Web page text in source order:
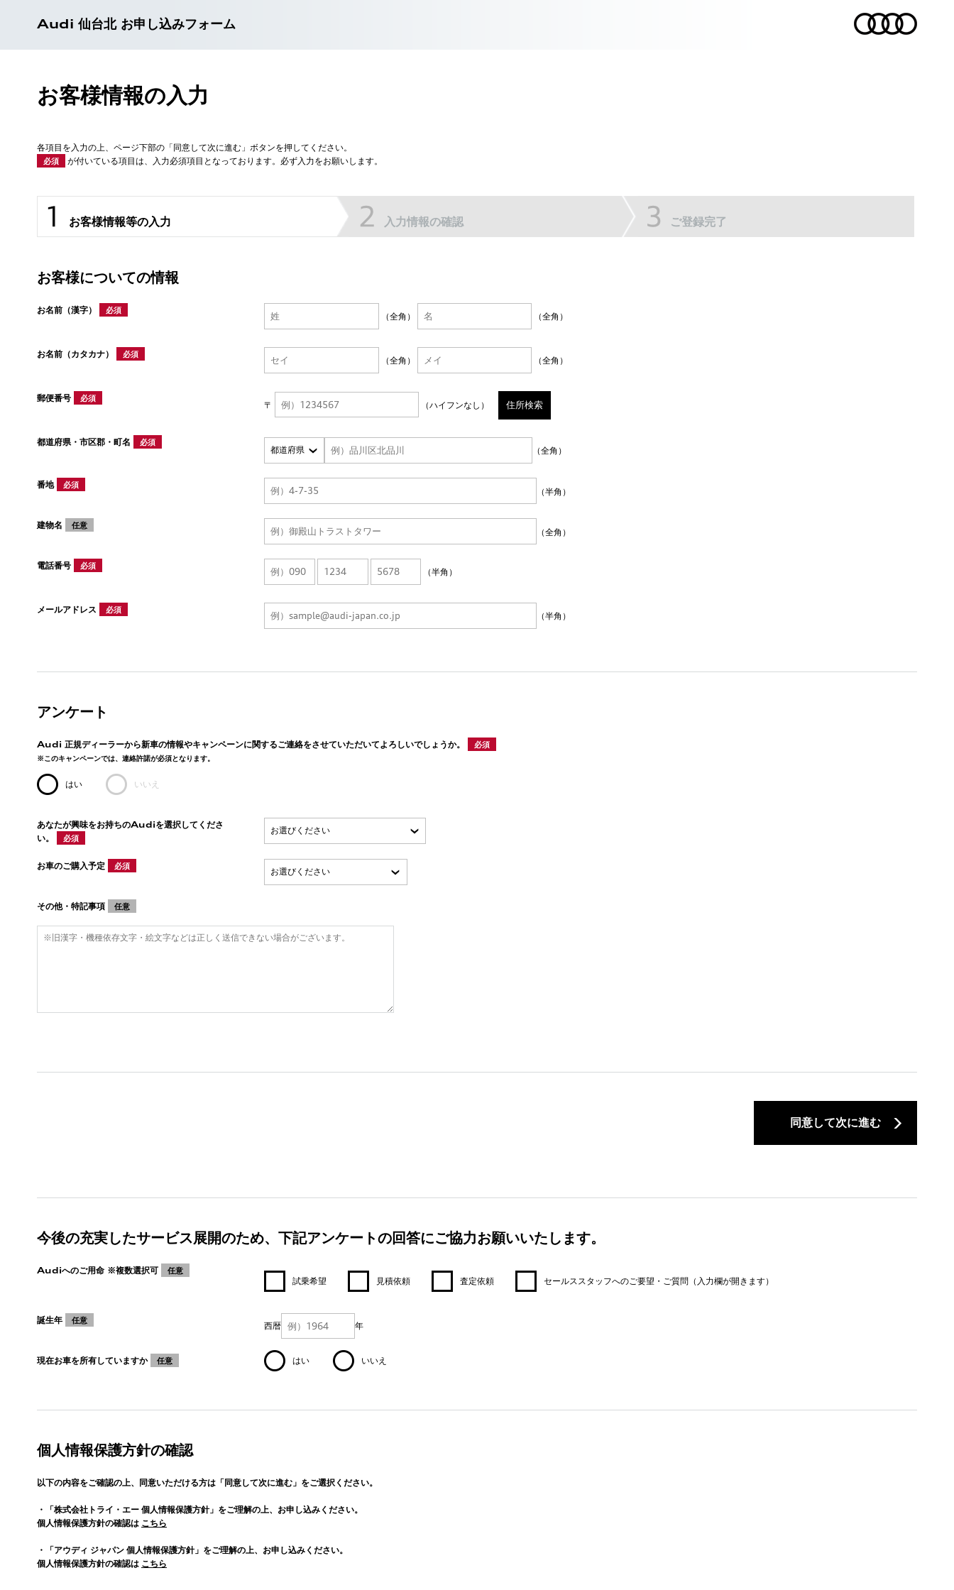
Audi 仙台北 お申し込みフォーム
お客様情報の入力
各項目を入力の上、ページ下部の「同意して次に進む」ボタンを押してください。
必須 が付いている項目は、入力必須項目となっております。必ず入力をお願いします。
お客様情報等の入力 入力情報の確認 ご登録完了
お客様についての情報
お名前（漢字） 必須
（全角） （全角）
お名前（カタカナ） 必須
（全角） （全角）
郵便番号 必須
〒 （ハイフンなし） 住所検索
都道府県・市区郡・町名 必須
（全角）
番地 必須
（半角）
建物名 任意
（全角）
電話番号 必須
（半角）
メールアドレス 必須
（半角）
アンケート
Audi 正規ディーラーから新車の情報やキャンペーンに関するご連絡をさせていただいてよろしいでしょうか。 必須
※このキャンペーンでは、連絡許諾が必須となります。
はい いいえ
あなたが興味をお持ちのAudiを選択してくださ
い。
必須
お車のご購入予定 必須
その他・特記事項 任意
同意して次に進む
今後の充実したサービス展開のため、下記アンケートの回答にご協力お願いいたします。
Audiへのご用命 ※複数選択可 任意
試乗希望 見積依頼 査定依頼 セールススタッフへのご要望・ご質問（入力欄が開きます）
誕生年 任意
西暦 年
現在お車を所有していますか 任意 はい いいえ
個人情報保護方針の確認
以下の内容をご確認の上、同意いただける方は「同意して次に進む」をご選択ください。
・「株式会社トライ・エー 個人情報保護方針」をご理解の上、お申し込みください。
個人情報保護方針の確認は こちら
・「アウディ ジャパン 個人情報保護方針」をご理解の上、お申し込みください。
個人情報保護方針の確認は こちら